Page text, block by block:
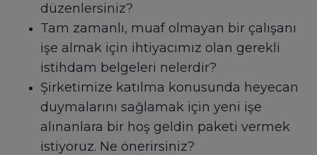
düzenlersiniz?
Tam zamanlı, muaf olmayan bir çalışanı
işe almak için ihtiyacımız olan gerekli
istihdam belgeleri nelerdir?
Şirketimize katılma konusunda heyecan
duymalarını sağlamak için yeni işe
alınanlara bir hoş geldin paketi vermek
istiyoruz. Ne önerirsiniz?